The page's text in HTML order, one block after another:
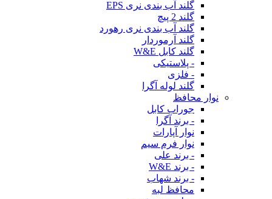
گلند آب بندی نری EPS
گلند 2 پیچ
گلند آب بندی نری رهورد
گلند آرموردار
گلند کابل W&E
- پلاستیکی
- فلزی
گلند لوله آگرا
نوار محافظ
جوراب کابل
- برند آگرا
نوار آپارات
نوار فرم سیم
- برند علی
- برند W&E
- برند شهاب
محافظ لبه